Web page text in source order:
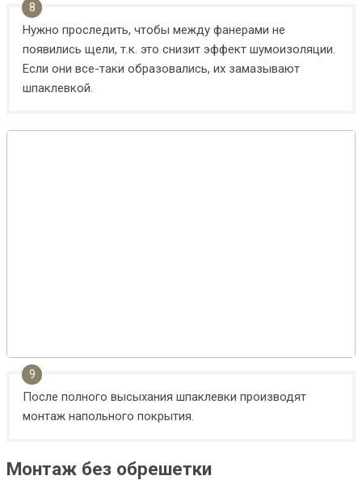
Нужно проследить, чтобы между фанерами не
появились щели, т.к. это снизит эффект шумоизоляции.
Если они все-таки образовались, их замазывают
шпаклевкой.
После полного высыхания шпаклевки производят
монтаж напольного покрытия.
Монтаж без обрешетки